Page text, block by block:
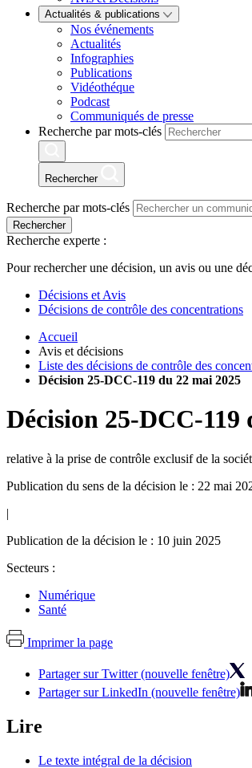
Actualités & publications
Nos événements
Actualités
Infographies
Publications
Vidéothéque
Podcast
Communiqués de presse
Recherche par mots-clés
Rechercher
Recherche par mots-clés
Rechercher
Recherche experte :
Pour rechercher une décision, un avis ou une
Décisions et Avis
Décisions de contrôle des concentrations
Accueil
Avis et décisions
Liste des décisions de contrôle des
Décision 25-DCC-119 du 22 mai 2025
Décision 25-DCC-119
relative à la prise de contrôle exclusif de la
Publication du sens de la décision le : 22 mai
|
Publication de la décision le : 10 juin 2025
Secteurs :
Numérique
Santé
Imprimer la page
Partager sur Twitter (nouvelle fenêtre)
Partager sur LinkedIn (nouvelle fenêtre)
Lire
Le texte intégral de la décision